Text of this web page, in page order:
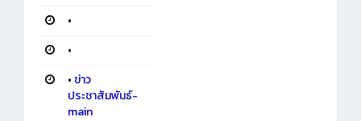
•
•
• ข่าว
ประชาสัมพันธ์-
main